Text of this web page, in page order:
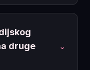
druge
⌄